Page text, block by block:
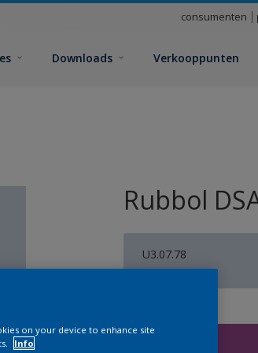
consumenten
Downloads Verkooppunten
Rubbol
U3.07.78
on your device to enhance site
Info